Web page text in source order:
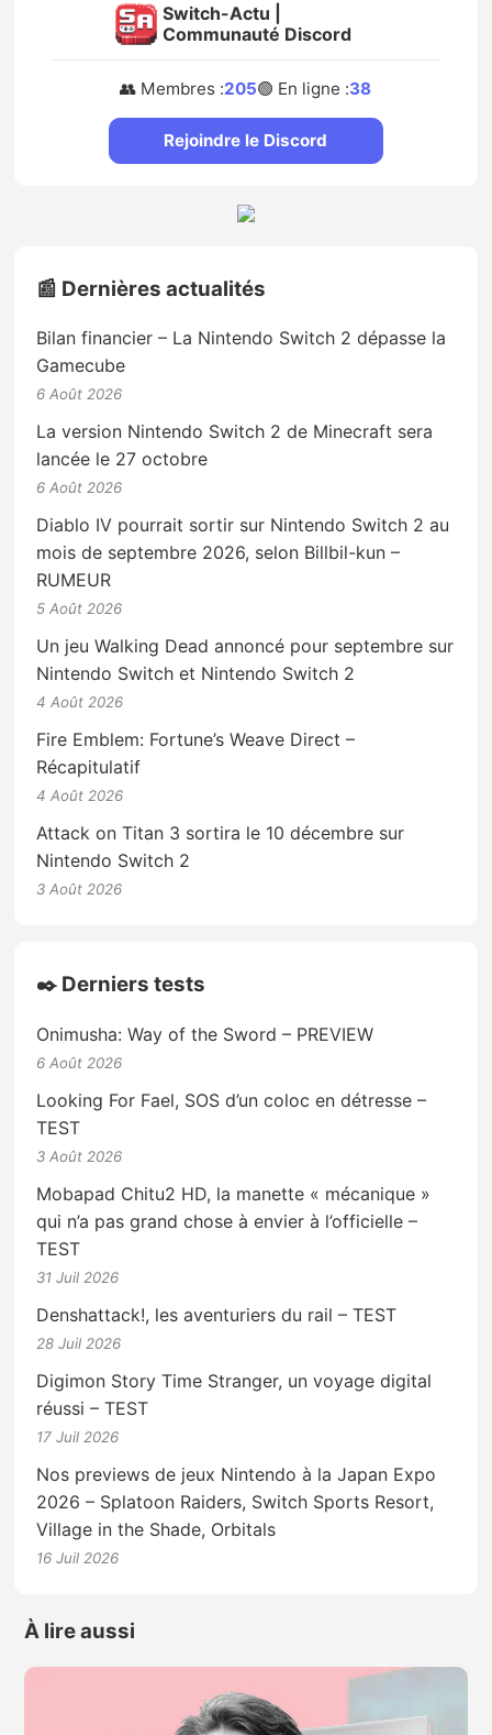
Switch-Actu |
Communauté Discord
👥 Membres :205🟢 En ligne :38
Rejoindre le Discord
📰 Dernières actualités
Bilan financier – La Nintendo Switch 2 dépasse la
Gamecube
6 Août 2026
La version Nintendo Switch 2 de Minecraft sera
lancée le 27 octobre
6 Août 2026
Diablo IV pourrait sortir sur Nintendo Switch 2 au
mois de septembre 2026, selon Billbil-kun –
RUMEUR
5 Août 2026
Un jeu Walking Dead annoncé pour septembre sur
Nintendo Switch et Nintendo Switch 2
4 Août 2026
Fire Emblem: Fortune’s Weave Direct –
Récapitulatif
4 Août 2026
Attack on Titan 3 sortira le 10 décembre sur
Nintendo Switch 2
3 Août 2026
✒️ Derniers tests
Onimusha: Way of the Sword – PREVIEW
6 Août 2026
Looking For Fael, SOS d’un coloc en détresse –
TEST
3 Août 2026
Mobapad Chitu2 HD, la manette « mécanique »
qui n’a pas grand chose à envier à l’officielle –
TEST
31 Juil 2026
Denshattack!, les aventuriers du rail – TEST
28 Juil 2026
Digimon Story Time Stranger, un voyage digital
réussi – TEST
17 Juil 2026
Nos previews de jeux Nintendo à la Japan Expo
2026 – Splatoon Raiders, Switch Sports Resort,
Village in the Shade, Orbitals
16 Juil 2026
À lire aussi